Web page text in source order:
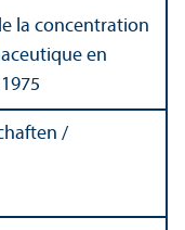
la concentration
en
/